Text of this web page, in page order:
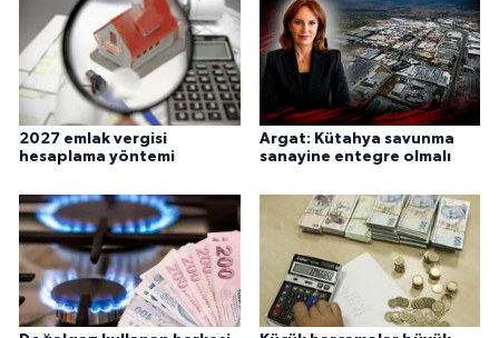
2027 emlak vergisi
hesaplama yöntemi
Argat: Kütahya savunma
sanayine entegre olmalı